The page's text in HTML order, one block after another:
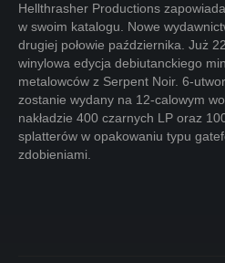
Hellthrasher Productions
w swoim katalogu. Nowe
drugiej połowie października. Już
winylowa edycja debiutanckiego
metalowców z Serpent Noir. 6-
zostanie wydany na 12-calowym
nakładzie 400 czarnych LP oraz
splatterów w opakowaniu typu
zdobieniami.